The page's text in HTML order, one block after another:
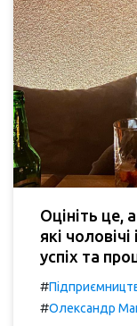
Оцініть це,
які
успіх та
#
#Олександр